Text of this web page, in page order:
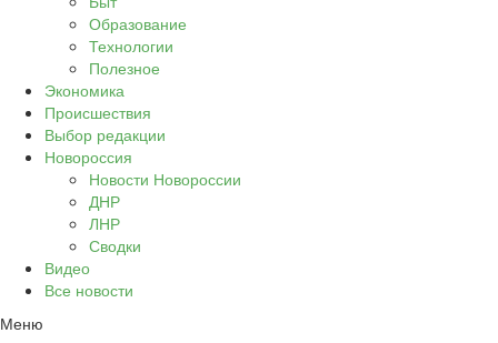
Образование
Технологии
Полезное
Экономика
Происшествия
Выбор редакции
Новороссия
Новости Новороссии
ДНР
ЛНР
Сводки
Видео
Все новости
Меню